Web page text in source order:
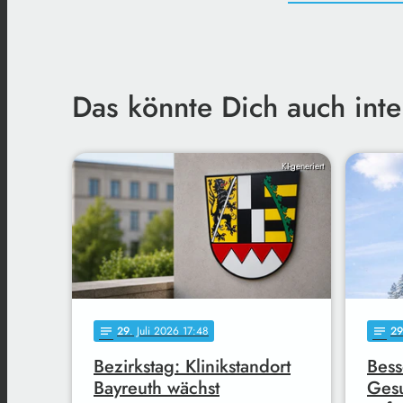
Das könnte Dich auch
KI-generiert
notes 29. Juli 2026 17:48
Bezirkstag: Klinikstandort
Bayreuth wächst
notes 29